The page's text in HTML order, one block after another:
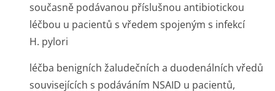
současně podávanou příslušnou antibiotickou
léčbou u pacientů s vředem spojeným s infekcí
H. pylori
léčba benigních žaludečních a duodenálních vředů
souvisejících s podáváním NSAID u pacientů,